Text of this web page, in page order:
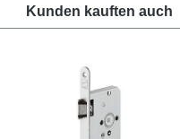
Kunden kauften auch